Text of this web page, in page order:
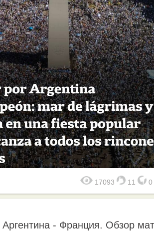
17093 11 0
- Франция. Обзор